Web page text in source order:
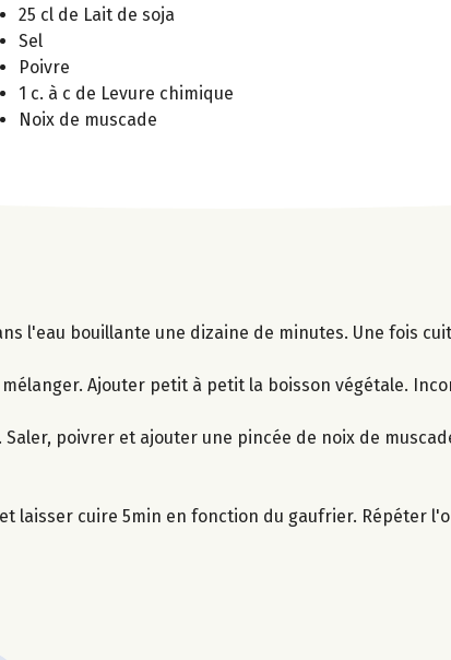
25 cl de Lait de soja
Sel
Poivre
1 c. à c de Levure chimique
Noix de muscade
l'eau bouillante une dizaine de minutes. Une fois
Ajouter petit à petit la boisson végétale.
poivrer et ajouter une pincée de noix de
laisser cuire 5min en fonction du gaufrier. Répéter